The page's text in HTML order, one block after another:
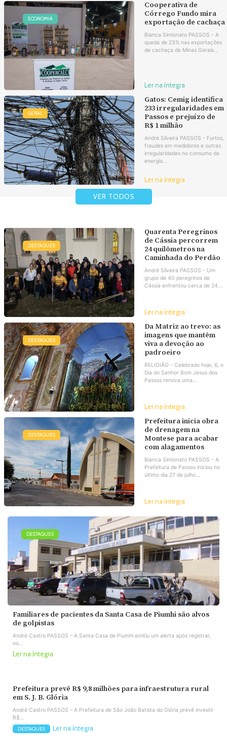
ECONOMIA
Cooperativa de
Córrego Fundo mira
exportação de cachaça
Bianca Simionato PASSOS - A
queda de 23% nas exportações
de cachaça de Minas Gerais...
Ler na íntegra
GERAL
Gatos: Cemig identifica
233 irregularidades em
Passos e prejuízo de
R$ 1 milhão
André Silveira PASSOS - Furtos,
fraudes em medidores e outras
irregularidades no consumo de
energia...
Ler na íntegra
VER TODOS
DESTAQUES
Quarenta Peregrinos
de Cássia percorrem
24 quilômetros na
Caminhada do Perdão
André Silveira PASSOS - Um
grupo de 40 peregrinos de
Cássia enfrentou cerca de 24...
Ler na íntegra
DESTAQUES
Da Matriz ao trevo: as
imagens que mantêm
viva a devoção ao
padroeiro
RELIGIÃO - Celebrado hoje, 6, o
Dia do Senhor Bom Jesus dos
Passos renova uma...
Ler na íntegra
DESTAQUES
Prefeitura inicia obra
de drenagem na
Montese para acabar
com alagamentos
Bianca Simionato PASSOS - A
Prefeitura de Passos iniciou no
último dia 27 de julho...
Ler na íntegra
DESTAQUES
Familiares de pacientes da Santa Casa de Piumhi são alvos
de golpistas
André Castro PASSOS – A Santa Casa de Piumhi emitiu um alerta após registrar,
no...
Ler na íntegra
Prefeitura prevê R$ 9,8 milhões para infraestrutura rural
em S. J. B. Glória
André Castro PASSOS – A Prefeitura de São João Batista do Glória prevê investir
R$...
DESTAQUES Ler na íntegra